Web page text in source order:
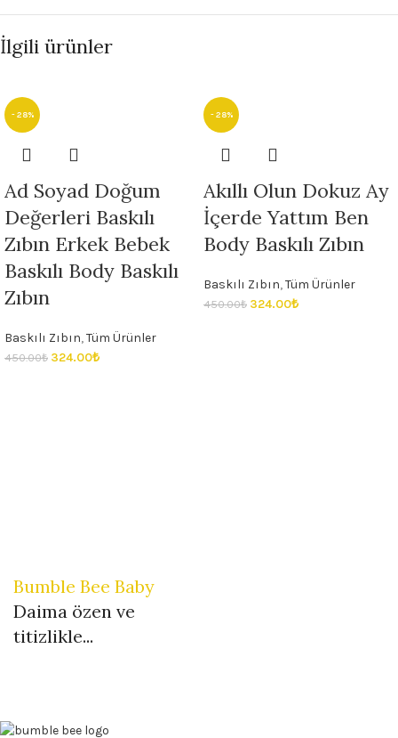
İlgili ürünler
- 28%
Ad Soyad Doğum
Değerleri Baskılı
Zıbın Erkek Bebek
Baskılı Body Baskılı
Zıbın
Baskılı Zıbın,Tüm Ürünler
450.00₺ 324.00₺
- 28%
Akıllı Olun Dokuz Ay
İçerde Yattım Ben
Body Baskılı Zıbın
Baskılı Zıbın,Tüm Ürünler
450.00₺ 324.00₺
Bumble Bee Baby
Daima özen ve
titizlikle...